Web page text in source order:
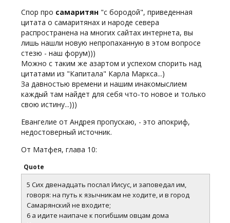
Спор про самаритян "с бородой", приведенная
цитата о самаритянах и народе севера
распространена на многих сайтах интернета, вы
лишь нашли новую непропаханную в этом вопросе
стезю - наш форум)))
Можно с таким же азартом и успехом спорить над
цитатами из "Капитала" Карла Маркса...)
За давностью времени и нашим инакомыслием
каждый там найдет для себя что-то новое и только
свою истину...)))
Евангелие от Андрея пропускаю, - это апокриф,
недостоверный источник.
От Матфея, глава 10:
Quote
5 Сих двенадцать послал Иисус, и заповедал им,
говоря: на путь к язычникам не ходите, и в город
Самарянский не входите;
6 а идите наипаче к погибшим овцам дома